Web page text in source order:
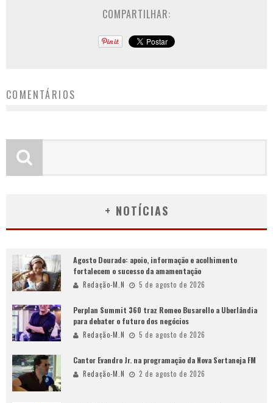
COMPARTILHAR:
COMENTÁRIOS
+ NOTÍCIAS
Agosto Dourado: apoio, informação e acolhimento
fortalecem o sucesso da amamentação
Redação-M.N 5 de agosto de 2026
Perplan Summit 360 traz Romeo Busarello a Uberlândia
para debater o futuro dos negócios
Redação-M.N 5 de agosto de 2026
Cantor Evandro Jr. na programação da Nova Sertaneja FM
Redação-M.N 2 de agosto de 2026